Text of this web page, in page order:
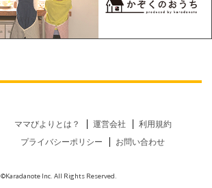
ママびよりとは？ 運営会社
利用規約
プライバシーポリシー
お問い合わせ
©Karadanote Inc. All Rights Reserved.